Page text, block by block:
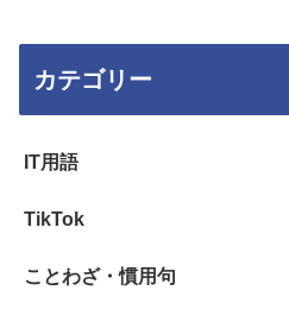
カテゴリー
IT用語
TikTok
ことわざ・慣用句